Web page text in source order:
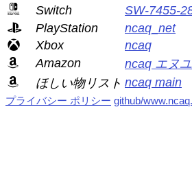
Switch
SW-7455-
PlayStation
ncaq_net
Xbox
ncaq
Amazon
ncaq エヌ
ほしい物リスト ncaq main
プライバシー ポリシー github/